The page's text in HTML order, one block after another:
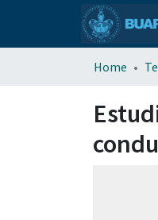
Home